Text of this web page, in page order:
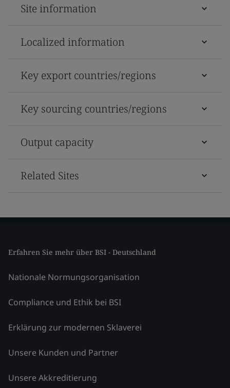
Site information
Localized information
Key export countries/regions
Key sourcing countries/regions
Output capacity
Related Sites
Erfahren Sie mehr über BSI - Deutschland
Nationale Normungsorganisation
Compliance und Ethik bei BSI
Erklärung zur modernen Sklaverei
Unsere Kunden und Partner
Unsere Akkreditierung